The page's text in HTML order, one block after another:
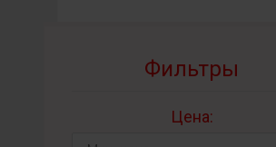
Фильтры
Цена: